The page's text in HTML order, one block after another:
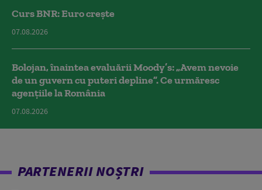
Curs BNR: Euro crește
07.08.2026
Bolojan, înaintea evaluării Moody’s: „Avem nevoie
de un guvern cu puteri depline”. Ce urmăresc
agențiile la România
07.08.2026
PARTENERII NOȘTRI